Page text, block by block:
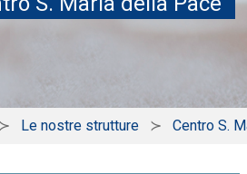
Le nostre strutture Centro S.